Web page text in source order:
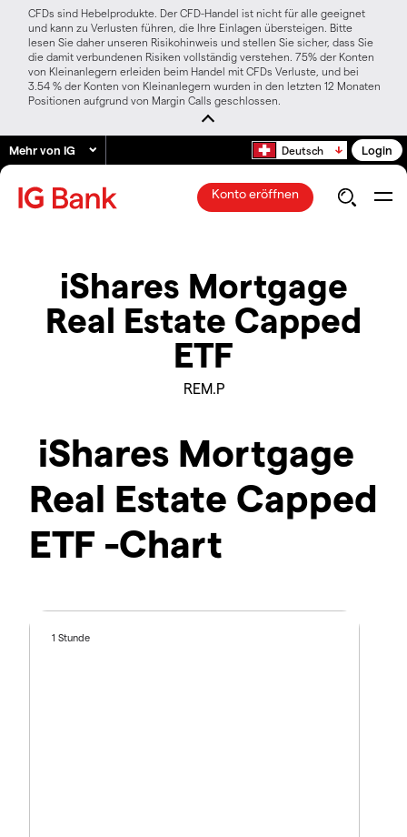
CFDs sind Hebelprodukte. Der CFD-Handel ist nicht für alle geeignet
und kann zu Verlusten führen, die Ihre Einlagen übersteigen. Bitte
lesen Sie daher unseren Risikohinweis und stellen Sie sicher, dass Sie
die damit verbundenen Risiken vollständig verstehen. 75% der Konten
von Kleinanlegern erleiden beim Handel mit CFDs Verluste, und bei
3.54 % der Konten von Kleinanlegern wurden in den letzten 12 Monaten
Positionen aufgrund von Margin Calls geschlossen.
Mehr von IG Deutsch Login
Konto eröffnen
iShares Mortgage
Real Estate Capped
ETF
REM.P
iShares Mortgage
Real Estate Capped
ETF -Chart
1 Stunde